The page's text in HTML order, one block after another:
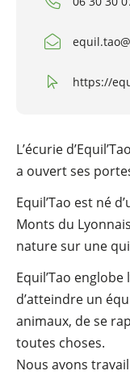
https://
L’écurie
a ouvert ses
Equil’Tao est né
Monts du
nature sur une
Equil’Tao
d’atteindre un
animaux, de se
toutes choses.
Nous avons